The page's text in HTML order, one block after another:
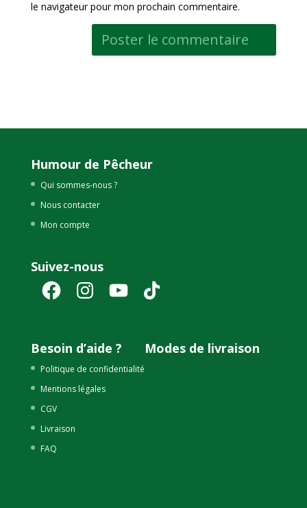
le navigateur pour mon prochain commentaire.
Humour de Pêcheur
Qui sommes-nous ?
Nous contacter
Mon compte
Suivez-nous
FacebookInstagramYouTube TikTok
Besoin d’aide ?
Politique de confidentialité
Mentions légales
CGV
Livraison
FAQ
Modes de livraison